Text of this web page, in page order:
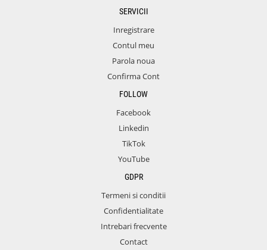
SERVICII
Inregistrare
Contul meu
Parola noua
Confirma Cont
FOLLOW
Facebook
Linkedin
TikTok
YouTube
GDPR
Termeni si conditii
Confidentialitate
Intrebari frecvente
Contact